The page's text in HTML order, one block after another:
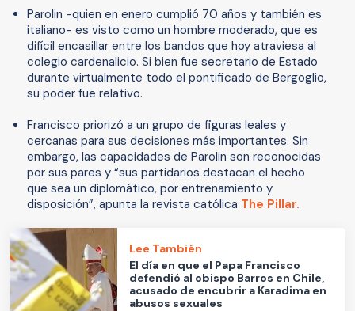
Parolin -quien en enero cumplió 70 años y también es
italiano- es visto como un hombre moderado, que es
difícil encasillar entre los bandos que hoy atraviesa al
colegio cardenalicio. Si bien fue secretario de Estado
durante virtualmente todo el pontificado de Bergoglio,
su poder fue relativo.
Francisco priorizó a un grupo de figuras leales y
cercanas para sus decisiones más importantes. Sin
embargo, las capacidades de Parolin son reconocidas
por sus pares y “sus partidarios destacan el hecho
que sea un diplomático, por entrenamiento y
disposición”, apunta la revista católica The Pillar.
Lee También
El día en que el Papa Francisco
defendió al obispo Barros en Chile,
acusado de encubrir a Karadima en
abusos sexuales